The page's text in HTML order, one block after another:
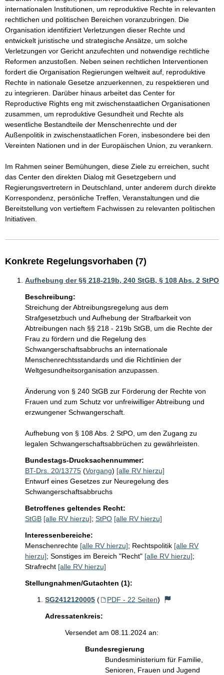
internationalen Institutionen, um reproduktive Rechte in relevanten
rechtlichen und politischen Bereichen voranzubringen. Die
Organisation identifiziert Verletzungen dieser Rechte und
entwickelt juristische und strategische Ansätze, um solche
Verletzungen vor Gericht anzufechten und notwendige rechtliche
Reformen anzustoßen. Neben seinen rechtlichen Interventionen
fordert die Organisation Regierungen weltweit auf, reproduktive
Rechte in nationale Gesetze anzuerkennen, zu respektieren und
zu integrieren. Darüber hinaus arbeitet das Center for
Reproductive Rights eng mit zwischenstaatlichen Organisationen
zusammen, um reproduktive Gesundheit und Rechte als
wesentliche Bestandteile der Menschenrechte und der
Außenpolitik in zwischenstaatlichen Foren, insbesondere bei den
Vereinten Nationen und in der Europäischen Union, zu verankern.
Im Rahmen seiner Bemühungen, diese Ziele zu erreichen, sucht
das Center den direkten Dialog mit Gesetzgebern und
Regierungsvertretern in Deutschland, unter anderem durch direkte
Korrespondenz, persönliche Treffen, Veranstaltungen und die
Bereitstellung von vertieftem Fachwissen zu relevanten politischen
Konkrete Regelungsvorhaben (7)
Aufhebung der §§ 218-219b, 240 StGB, § 108 Abs. 2 StPO
Beschreibung:
Streichung der Abtreibungsregelung aus dem
Strafgesetzbuch und Aufhebung der Strafbarkeit von
Abtreibungen nach §§ 218 - 219b StGB, um die Rechte der
Frau zu fördern und die Regelung des
Schwangerschaftsabbruchs an internationale
Menschenrechtsstandards und die Richtlinien der
Weltgesundheitsorganisation anzupassen.
Änderung von § 240 StGB zur Förderung der Rechte von
Frauen und zum Schutz vor unfreiwilliger Abtreibung und
erzwungener Schwangerschaft.
Aufhebung von § 108 Abs. 2 StPO, um den Zugang zu
legalen Schwangerschaftsabbrüchen zu gewährleisten.
Bundestags-Drucksachennummer:
BT-Drs. 20/13775 (Vorgang) [alle RV hierzu]
Entwurf eines Gesetzes zur Neuregelung des
Schwangerschaftsabbruchs
Betroffenes geltendes Recht:
StGB [alle RV hierzu]; StPO [alle RV hierzu]
Interessenbereiche:
Menschenrechte [alle RV hierzu]; Rechtspolitik [alle RV
hierzu]; Sonstiges im Bereich "Recht" [alle RV hierzu];
Strafrecht [alle RV hierzu]
Stellungnahmen/Gutachten (1):
SG2412120005 ( PDF - 22 Seiten)
Adressatenkreis:
Versendet am 08.11.2024 an:
Bundesregierung
Bundesministerium für Familie,
Senioren, Frauen und Jugend